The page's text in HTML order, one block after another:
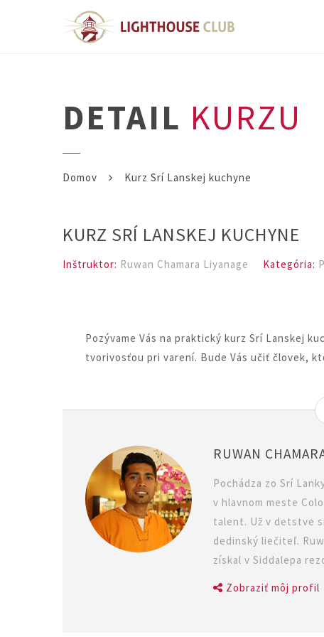
DETAIL KURZU
Domov Kurz Srí Lanskej kuchyne
KURZ SRÍ LANSKEJ KUCHYNE
Inštruktor: Ruwan Chamara Liyanage Kategória:
Pozývame Vás na praktický kurz Srí Lanskej
tvorivosťou pri varení. Bude Vás učiť človek,
RUWAN
Pochádza zo Srí
v hlavnom meste
talent. Už v detstve
dedinský liečiteľ.
získal v Siddalepa
Zobraziť môj profil